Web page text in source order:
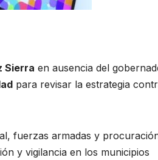
Sierra en ausencia del
para revisar la estrategia
fuerzas armadas y
y vigilancia en los municipios